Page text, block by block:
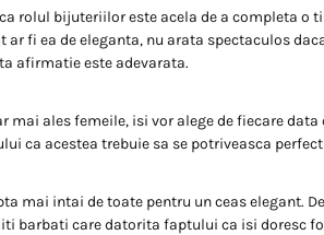
rolul bijuteriilor este acela de a completa o
fi ea de eleganta, nu arata spectaculos
afirmatie este adevarata.
mai ales femeile, isi vor alege de fiecare data
ca acestea trebuie sa se potriveasca
mai intai de toate pentru un ceas elegant.
barbati care datorita faptului ca isi doresc